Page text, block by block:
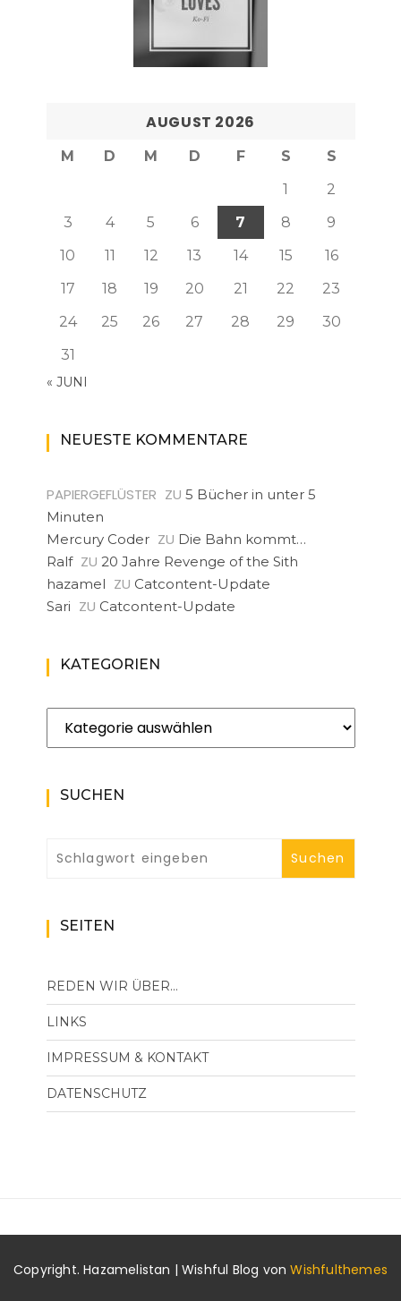
AUGUST 2026
M D M D F S
S
1
2
3
4 5 6 7 8
9
10
11 12 13 14 15
16
17
18 19 20 21 22
23
24
25 26 27 28 29
30
31
« JUNI
NEUESTE KOMMENTARE
PAPIERGEFLÜSTER ZU 5 Bücher in unter 5
Minuten
Mercury Coder ZU Die Bahn kommt…
Ralf ZU 20 Jahre Revenge of the Sith
hazamel ZU Catcontent-Update
Sari ZU Catcontent-Update
KATEGORIEN
Kategorien
SUCHEN
SEITEN
REDEN WIR ÜBER…
LINKS
IMPRESSUM & KONTAKT
DATENSCHUTZ
Copyright. Hazamelistan | Wishful Blog vonWishfulthemes